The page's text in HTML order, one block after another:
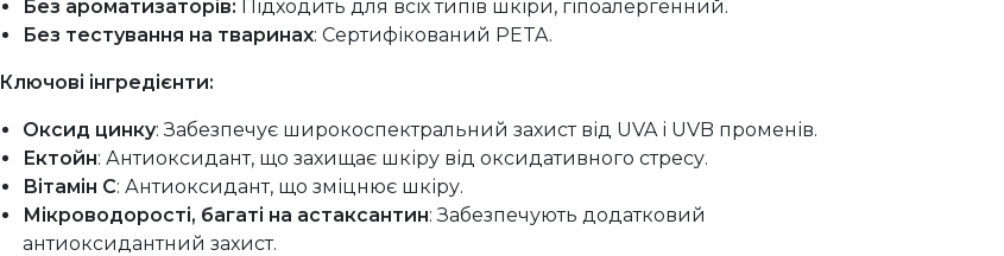
Без ароматизаторів: Підходить для всіх типів шкіри, гіпоалергенний.
Без тестування на тваринах: Сертифікований PETA.
Ключові інгредієнти:
Оксид цинку: Забезпечує широкоспектральний захист від UVA і UVB променів.
Ектойн: Антиоксидант, що захищає шкіру від оксидативного стресу.
Вітамін С: Антиоксидант, що зміцнює шкіру.
Мікроводорості, багаті на астаксантин: Забезпечують додатковий
антиоксидантний захист.